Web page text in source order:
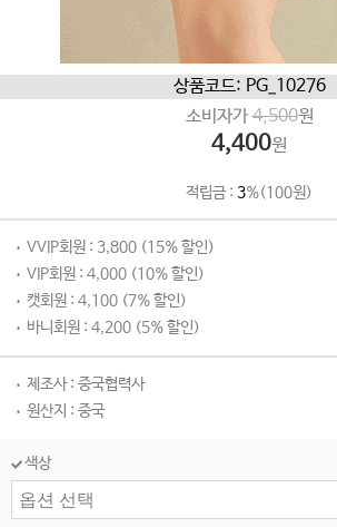
상품코드: PG_10276
소비자가4,500원
4,400원
적립금 : 3%(100원)
VVIP회원 : 3,800 (15% 할인)
VIP회원 : 4,000 (10% 할인)
캣회원 : 4,100 (7% 할인)
바니회원 : 4,200 (5% 할인)
제조사 : 중국협력사
원산지 : 중국
색상